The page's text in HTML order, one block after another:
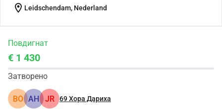
location_on Leidschendam, Nederland
Повдигнат
€ 1 430
Затворено
BO АН JR 69Хора Дариха